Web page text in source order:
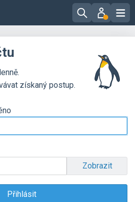
získaný postup.
Zobrazit